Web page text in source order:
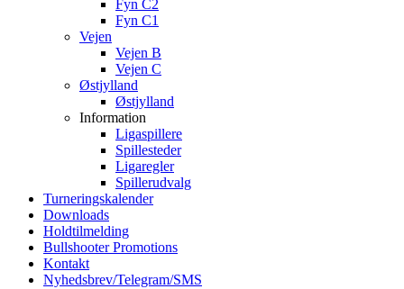
Fyn C2
Fyn C1
Vejen
Vejen B
Vejen C
Østjylland
Østjylland
Information
Ligaspillere
Spillesteder
Ligaregler
Spillerudvalg
Turneringskalender
Downloads
Holdtilmelding
Bullshooter Promotions
Kontakt
Nyhedsbrev/Telegram/SMS